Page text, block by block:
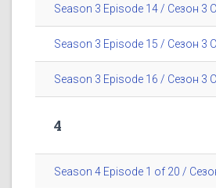
Season 3 Episode 14 / Сезон 3
Season 3 Episode 15 / Сезон 3
Season 3 Episode 16 / Сезон 3
4
Season 4 Episode 1 of 20 /